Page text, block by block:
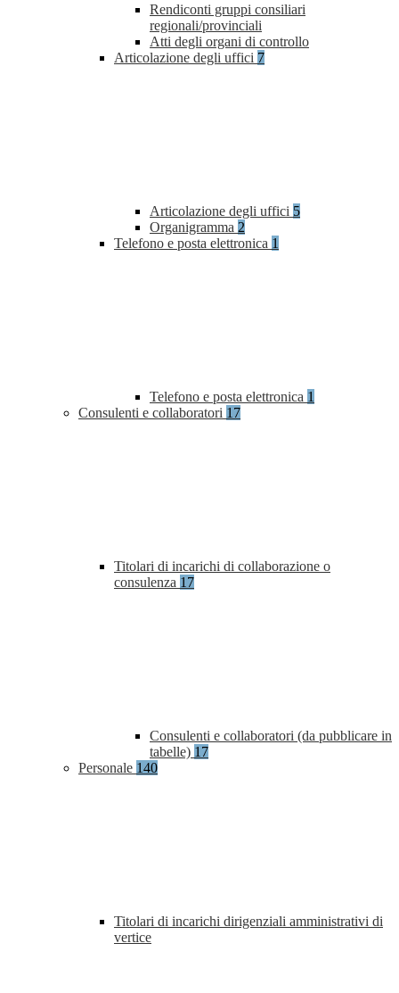
Rendiconti gruppi consiliari
regionali/provinciali
Atti degli organi di controllo
Articolazione degli uffici 7
Articolazione degli uffici 5
Organigramma 2
Telefono e posta elettronica 1
Telefono e posta elettronica 1
Consulenti e collaboratori 17
Titolari di incarichi di collaborazione o
consulenza 17
Consulenti e collaboratori (da pubblicare in
tabelle) 17
Personale 140
Titolari di incarichi dirigenziali amministrativi di
vertice